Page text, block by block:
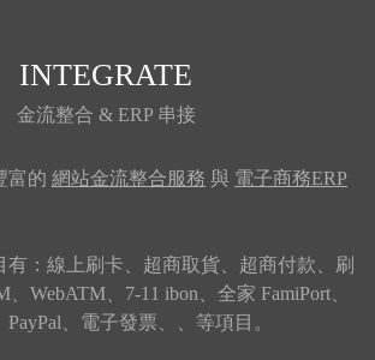
INTEGRATE
金流整合 & ERP 串接
富的 網站金流整合服務 與 電子商務ERP
有：線上刷卡、超商取貨、超商付款、刷
WebATM、7-11 ibon、全家 FamiPort、
、電子發票、、等項目。